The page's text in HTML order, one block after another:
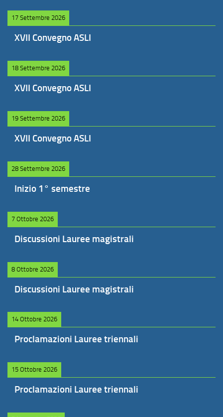
17 Settembre 2026
XVII Convegno ASLI
18 Settembre 2026
XVII Convegno ASLI
19 Settembre 2026
XVII Convegno ASLI
28 Settembre 2026
Inizio 1° semestre
7 Ottobre 2026
Discussioni Lauree magistrali
8 Ottobre 2026
Discussioni Lauree magistrali
14 Ottobre 2026
Proclamazioni Lauree triennali
15 Ottobre 2026
Proclamazioni Lauree triennali